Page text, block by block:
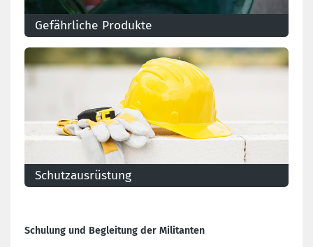
Gefährliche Produkte
Die Folgen der Exposition gegenüber gefährlichen
Produkten bei der Arbeit können für Gesundheit und
Sicherheit sehr schwerwiegend sein
Schutzausrüstung
Der Arbeitgeber hat die Pflicht, die Arbeitnehmer
Schulung und Begleitung der Militanten